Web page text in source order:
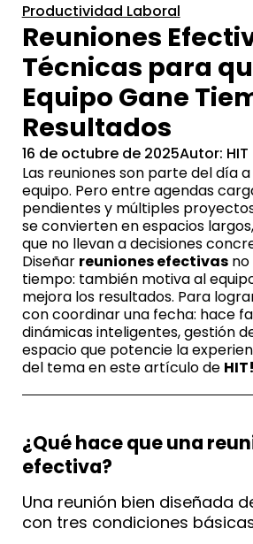
Productividad Laboral
Reuniones
Técnicas para
Equipo Gane
Resultados
16 de octubre de 2025Autor: HIT
Las reuniones son parte del día
equipo. Pero entre agendas
pendientes y múltiples
se convierten en espacios
que no llevan a decisiones
Diseñar reuniones efectivasno
tiempo: también motiva al
mejora los resultados. Para
con coordinar una fecha: hace
dinámicas inteligentes, gestión
espacio que potencie la
del tema en este artículo de HIT!
¿Qué hace que una
efectiva?
Una reunión bien diseñada
con tres condiciones